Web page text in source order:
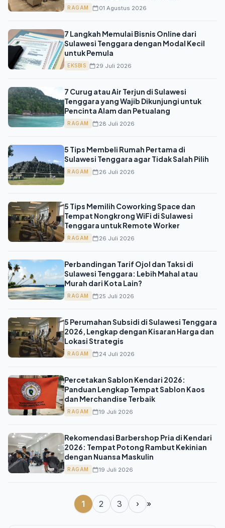
RAGAM 01 Agustus 2026
7 Langkah Memulai Bisnis Online dari
Sulawesi Tenggara dengan Modal Kecil
untuk Pemula
EKSBIS 29 Juli 2026
7 Curug atau Air Terjun di Sulawesi
Tenggara yang Wajib Dikunjungi untuk
Pencinta Alam dan Petualang
RAGAM 28 Juli 2026
5 Tips Membeli Rumah Pertama di
Sulawesi Tenggara agar Tidak Salah Pilih
RAGAM 26 Juli 2026
5 Tips Memilih Coworking Space dan
Tempat Nongkrong WiFi di Sulawesi
Tenggara untuk Remote Worker
RAGAM 26 Juli 2026
Perbandingan Tarif Ojol dan Taksi di
Sulawesi Tenggara: Lebih Mahal atau
Murah dari Kota Lain?
RAGAM 25 Juli 2026
5 Perumahan Subsidi di Sulawesi Tenggara
2026, Lengkap dengan Kisaran Harga dan
Lokasi Strategis
RAGAM 24 Juli 2026
Percetakan Sablon Kendari 2026:
Panduan Lengkap Tempat Sablon Kaos
dan Merchandise Terbaik
RAGAM 19 Juli 2026
Rekomendasi Barbershop Pria di Kendari
2026: Tempat Potong Rambut Kekinian
dengan Nuansa Maskulin
RAGAM 19 Juli 2026
1 2 3 › »